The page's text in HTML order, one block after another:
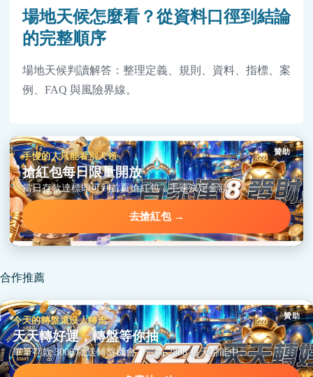
場地天候怎麼看？從資料口徑到結論
的完整順序
場地天候判讀解答：整理定義、規則、資料、指標、案
例、FAQ 與風險界線。
贊助
手慢的人只能看別人領
搶紅包每日限量開放
當日存款達標即可到首頁搶紅包，手速決定金額。
去搶紅包 →
合作推薦
贊助
今天的轉盤還沒人轉走
天天轉好運，轉盤等你抽
單筆存款 3000 就送轉盤機會，最高 2888 每天都能中。